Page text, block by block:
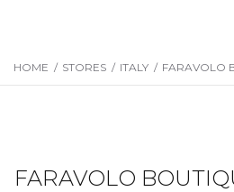
HOME / STORES / ITALY / FARAVOLO
FARAVOLO